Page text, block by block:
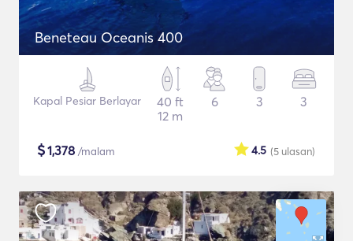
Beneteau Oceanis 400
Kapal Pesiar Berlayar
40 ft
12 m
6 3 3
$1,378 /malam (5 ulasan)
4.5